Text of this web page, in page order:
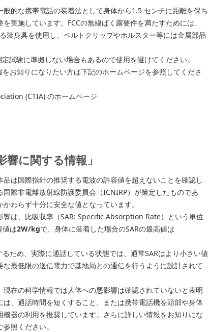
的な携帯電話の装着法として身体から1.5 センチに距離を保ち
実施しています。FCCの無線ばく露要件を満たすためには、
装身具を使用し、ベルトクリップやホルスター等には金属部品
試験に準拠しない場合もあるので使用を避けてください。
お知りになりたい方は下記のホームページを参照してくださ
(CTIA) のホームページ
響に関する情報」
は国際指針の推奨する電波の許容値を超えないことを確認し
際非電離放射線防護委員会（ICNIRP）が策定したものであ
わらず十分に安全な値となっています。
は、比吸収率（SAR: Specific Absorption Rate）という単位
値は2W/kgで、身体に装着した場合のSARの最高値は
ため、実際に通話している状態では、通常SARはより小さい値
最低限の送信電力で基地局との通信を行うように設計されて
在の科学情報では人体への悪影響は確認されていないと表明
、通話時間を短くすること、または携帯電話機を頭部や身体
器の利用を推奨しています。さらに詳しい情報をお知りにな
照ください。